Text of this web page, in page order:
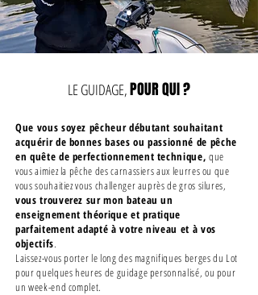
LE GUIDAGE,POUR QUI ?
Que vous soyez pêcheur débutant souhaitant
acquérir de bonnes bases ou passionné de pêche
en quête de perfectionnement technique, que
vous aimiez la pêche des carnassiers aux leurres ou que
vous souhaitiez vous challenger auprès de gros silures,
vous trouverez sur mon bateau un
enseignement théorique et pratique
parfaitement adapté à votre niveau et à vos
objectifs.
Laissez-vous porter le long des magnifiques berges du Lot
pour quelques heures de guidage personnalisé, ou pour
un week-end complet.